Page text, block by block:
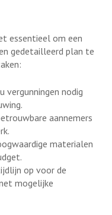
essentieel om een
gedetailleerd plan te
vergunningen nodig
aannemers
materialen
op voor de
mogelijke